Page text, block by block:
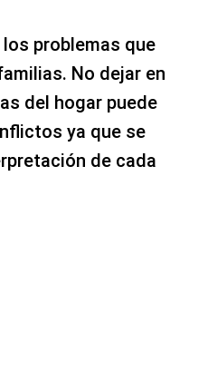
problemas que
No dejar en
del hogar puede
ya que se
de cada